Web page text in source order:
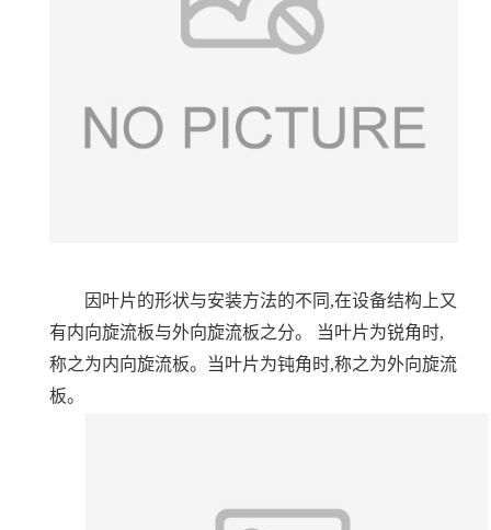
因叶片的形状与安装方法的不同 ,在设备结构上又
有内向旋流板与外向旋流板之分。 当叶片为锐角时,
称之为内向旋流板。当叶片为钝角时,称之为外向旋流
板。